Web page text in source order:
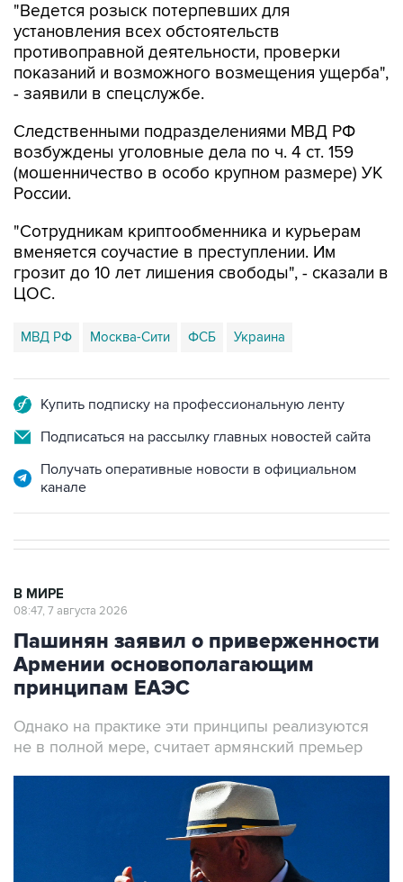
"Ведется розыск потерпевших для
установления всех обстоятельств
противоправной деятельности, проверки
показаний и возможного возмещения ущерба",
- заявили в спецслужбе.
Следственными подразделениями МВД РФ
возбуждены уголовные дела по ч. 4 ст. 159
(мошенничество в особо крупном размере) УК
России.
"Сотрудникам криптообменника и курьерам
вменяется соучастие в преступлении. Им
грозит до 10 лет лишения свободы", - сказали в
ЦОС.
МВД РФ Москва-Сити ФСБ Украина
Купить подписку на профессиональную ленту
Подписаться на рассылку главных новостей сайта
Получать оперативные новости в официальном
канале
В МИРЕ
08:47, 7 августа 2026
Пашинян заявил о приверженности
Армении основополагающим
принципам ЕАЭС
Однако на практике эти принципы реализуются
не в полной мере, считает армянский премьер